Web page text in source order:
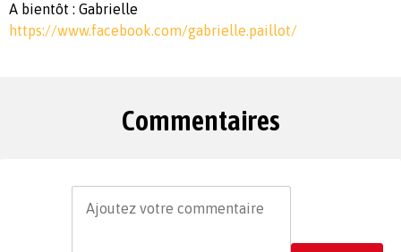
A bientôt : Gabrielle
https://www.facebook.com/gabrielle.paillot/
Commentaires